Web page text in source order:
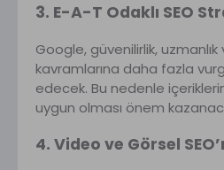
3. E-A-T Odaklı SEO
Google, güvenilirlik,
kavramlarına daha fazla
edecek. Bu nedenle
uygun olması önem
4. Video ve Görsel